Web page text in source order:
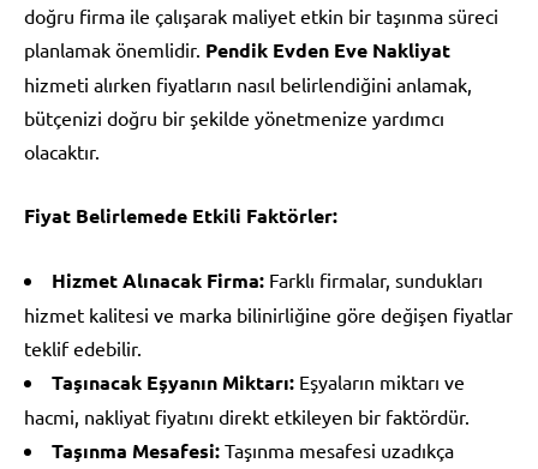
doğru firma ile çalışarak maliyet etkin bir taşınma süreci
planlamak önemlidir. Pendik Evden Eve Nakliyat
hizmeti alırken fiyatların nasıl belirlendiğini anlamak,
bütçenizi doğru bir şekilde yönetmenize yardımcı
olacaktır.
Fiyat Belirlemede Etkili Faktörler:
Hizmet Alınacak Firma: Farklı firmalar, sundukları
hizmet kalitesi ve marka bilinirliğine göre değişen fiyatlar
teklif edebilir.
Taşınacak Eşyanın Miktarı: Eşyaların miktarı ve
hacmi, nakliyat fiyatını direkt etkileyen bir faktördür.
Taşınma Mesafesi: Taşınma mesafesi uzadıkça